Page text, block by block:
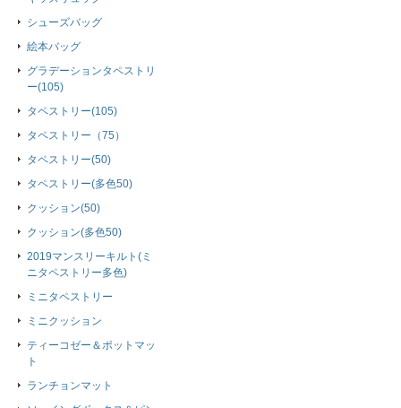
シューズバッグ
絵本バッグ
グラデーションタペストリ
ー(105)
タペストリー(105)
タペストリー（75）
タペストリー(50)
タペストリー(多色50)
クッション(50)
クッション(多色50)
2019マンスリーキルト(ミ
ニタペストリー多色)
ミニタペストリー
ミニクッション
ティーコゼー＆ポットマッ
ト
ランチョンマット